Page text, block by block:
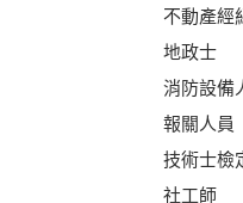
不動產經
地政士
消防設備
報關人員
技術士檢
社工師